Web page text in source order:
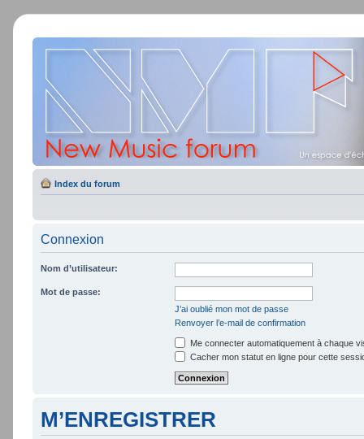
Index du forum
Connexion
Nom d’utilisateur:
Mot de passe:
J’ai oublié mon mot de passe
Renvoyer l’e-mail de confirmation
Me connecter automatiquement à chaque
Cacher mon statut en ligne pour cette
M’ENREGISTRER